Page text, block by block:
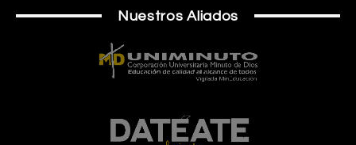
Nuestros Aliados